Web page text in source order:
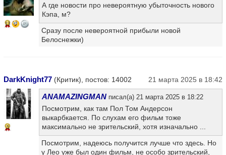
13
А где новости про невероятную убыточность нового
Кэпа, м?
Сразу после невероятной прибыли новой
Белоснежки)
DarkKnight77 (Критик), постов: 14002 21 марта 2025 в 18:42
5
ANAMAZINGMAN писал(а) 21 марта 2025 в 18:22
Посмотрим, как там Пол Том Андерсон
выкарбкается. По слухам его фильм тоже
максимально не зрительский, хотя изначально ...
Посмотрим, надеюсь получится лучше что здесь. Но
у Лео уже был один фильм, не особо зрительский,